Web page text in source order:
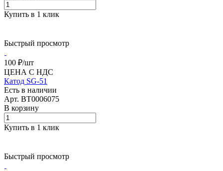
Купить в 1 клик
Быстрый просмотр
100 ₽/шт
ЦЕНА С НДС
Катод SG-51
Есть в наличии
Арт. BT0006075
В корзину
Купить в 1 клик
Быстрый просмотр